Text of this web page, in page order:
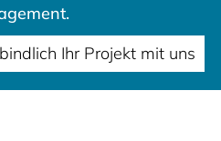
Ihr Projekt mit uns